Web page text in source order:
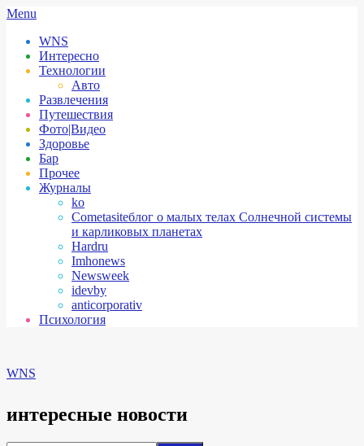
Skip
content
Secondary
Menu
Menu
WNS
Интересно
Технологии
Авто
Развлечения
Путешествия
Фото|Видео
Здоровье
Бар
Прочее
Журналы
ko
Cometasiteблог о малых телах Солнечной системы
и карликовых планетах
Hardru
Imhonews
Newsweek
idevby
anticorporativ
Психология
WNS
интересные новости